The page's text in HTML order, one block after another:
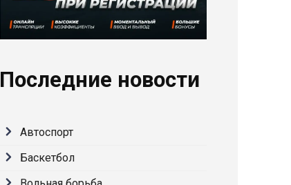
Последние новости
Автоспорт
Баскетбол